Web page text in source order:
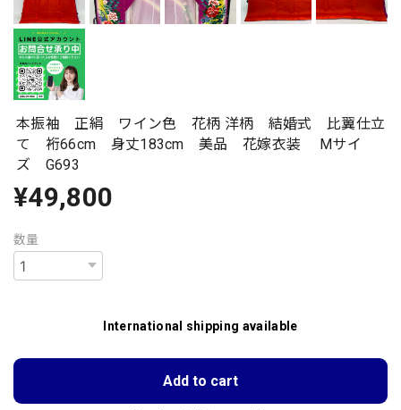
本振袖 正絹 ワイン色 花柄 洋柄 結婚式 比翼仕立
て 裄66cm 身丈183cm 美品 花嫁衣装 Mサイ
ズ G693
¥49,800
数量
International shipping available
Add to cart